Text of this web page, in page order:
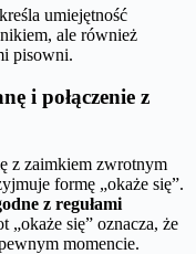
umiejętność
ale również
pisowni.
i połączenie z
z zaimkiem zwrotnym
formę „okaże się”.
z regułami
się” oznacza, że
momencie.